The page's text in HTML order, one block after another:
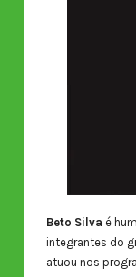
Beto Silva é
integrantes do
atuou nos